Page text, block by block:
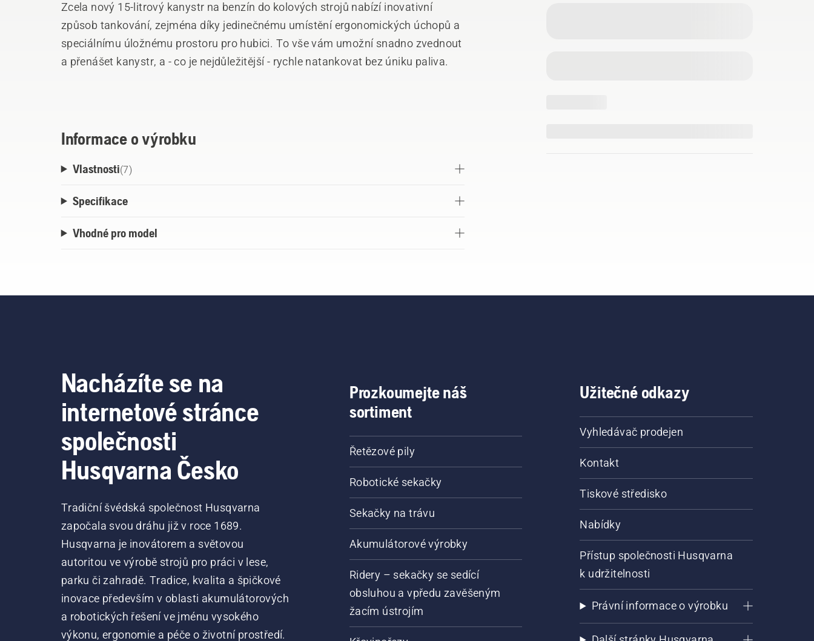
Zcela nový 15-litrový kanystr na benzín do kolových strojů nabízí inovativní
způsob tankování, zejména díky jedinečnému umístění ergonomických úchopů a
speciálnímu úložnému prostoru pro hubici. To vše vám umožní snadno zvednout
a přenášet kanystr, a - co je nejdůležitější - rychle natankovat bez úniku paliva.
Informace o výrobku
Vlastnosti(7)
Specifikace
Vhodné pro model
Nacházíte se na
internetové stránce
společnosti
Husqvarna Česko
Tradiční švédská společnost Husqvarna
započala svou dráhu již v roce 1689.
Husqvarna je inovátorem a světovou
autoritou ve výrobě strojů pro práci v lese,
parku či zahradě. Tradice, kvalita a špičkové
inovace především v oblasti akumulátorových
a robotických řešení ve jménu vysokého
výkonu, ergonomie a péče o životní prostředí.
Prozkoumejte náš
sortiment
Řetězové pily
Robotické sekačky
Sekačky na trávu
Akumulátorové výrobky
Ridery – sekačky se sedící
obsluhou a vpředu zavěšeným
žacím ústrojím
Užitečné odkazy
Vyhledávač prodejen
Kontakt
Tiskové středisko
Nabídky
Přístup společnosti Husqvarna
k udržitelnosti
Právní informace o výrobku